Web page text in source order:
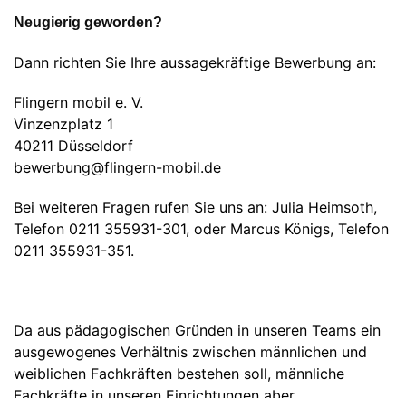
Neugierig geworden?
Dann richten Sie Ihre aussagekräftige Bewerbung an:
Flingern mobil e. V.
Vinzenzplatz 1
40211 Düsseldorf
bewerbung@flingern-mobil.de
Bei weiteren Fragen rufen Sie uns an: Julia Heimsoth,
Telefon 0211 355931-301, oder Marcus Königs, Telefon
0211 355931-351.
Da aus pädagogischen Gründen in unseren Teams ein
ausgewogenes Verhältnis zwischen männlichen und
weiblichen Fachkräften bestehen soll, männliche